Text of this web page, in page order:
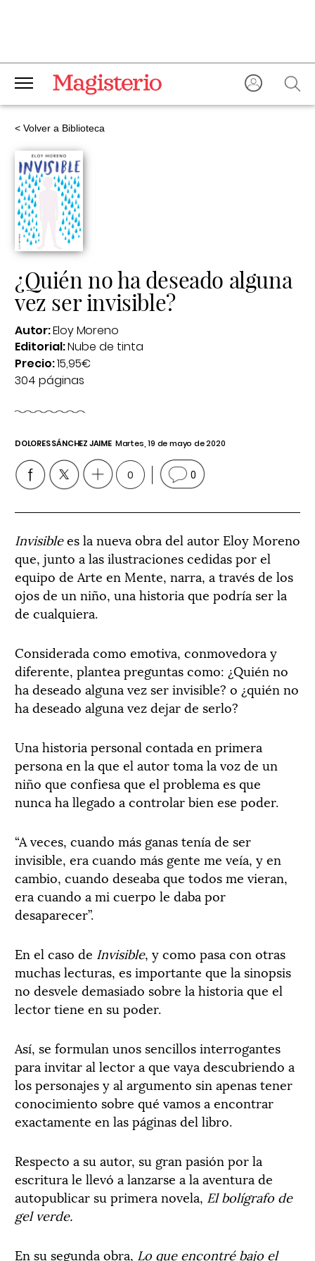
< Volver a Biblioteca
¿Quién no ha deseado alguna
vez ser invisible?
Autor:Eloy Moreno
Editorial:Nube de tinta
Precio:15,95€
304 páginas
DOLORES SÁNCHEZ JAIME Martes, 19 de mayo de 2020
0 0
Invisiblees la nueva obra del autor Eloy Moreno
que, junto a las ilustraciones cedidas por el
equipo de Arte en Mente, narra, a través de los
ojos de un niño, una historia que podría ser la
de cualquiera.
Considerada como emotiva, conmovedora y
diferente, plantea preguntas como: ¿Quién no
ha deseado alguna vez ser invisible? o ¿quién no
ha deseado alguna vez dejar de serlo?
Una historia personal contada en primera
persona en la que el autor toma la voz de un
niño que confiesa que el problema es que
nunca ha llegado a controlar bien ese poder.
“A veces, cuando más ganas tenía de ser
invisible, era cuando más gente me veía, y en
cambio, cuando deseaba que todos me vieran,
era cuando a mi cuerpo le daba por
desaparecer”.
En el caso de Invisible, y como pasa con otras
muchas lecturas, es importante que la sinopsis
no desvele demasiado sobre la historia que el
lector tiene en su poder.
Así, se formulan unos sencillos interrogantes
para invitar al lector a que vaya descubriendo a
los personajes y al argumento sin apenas tener
conocimiento sobre qué vamos a encontrar
exactamente en las páginas del libro.
Respecto a su autor, su gran pasión por la
escritura le llevó a lanzarse a la aventura de
autopublicar su primera novela, El bolígrafo de
gel verde.
En su segunda obra, Lo que encontré bajo el